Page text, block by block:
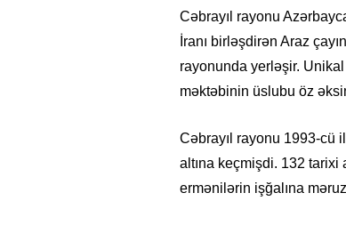
Cəbrayıl rayonu
İranı birləşdirən Araz
rayonunda yerləşir.
məktəbinin üslubu öz
Cəbrayıl rayonu 1993-cü
altına keçmişdi. 132 tarixi
ermənilərin işğalına